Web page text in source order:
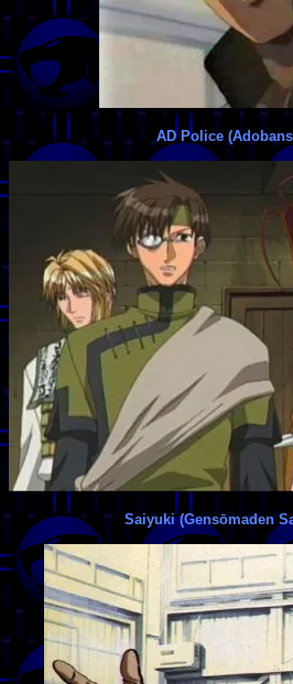
AD Police
Saiyuki (Gensōmaden